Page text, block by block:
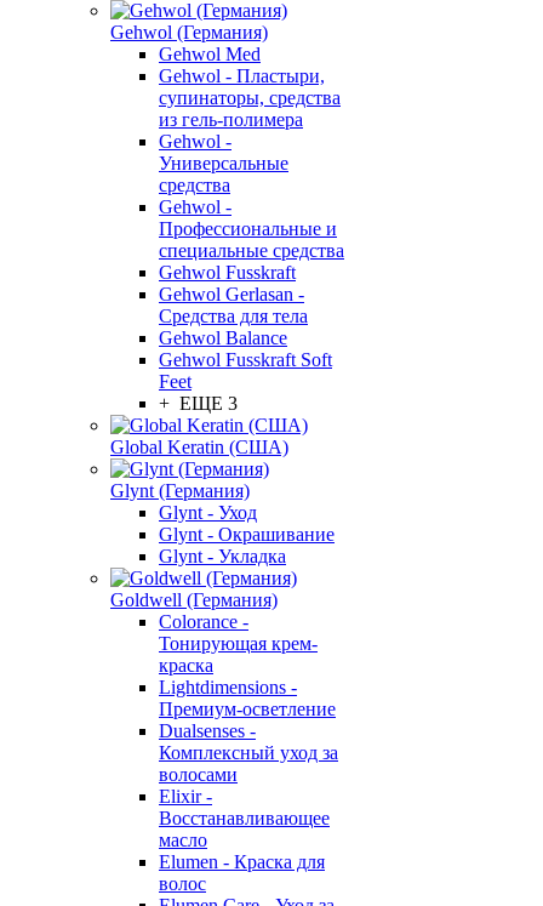
Gehwol (Германия)
Gehwol Med
Gehwol - Пластыри,
супинаторы, средства
из гель-полимера
Gehwol -
Универсальные
средства
Gehwol -
Профессиональные и
специальные средства
Gehwol Fusskraft
Gehwol Gerlasan -
Средства для тела
Gehwol Balance
Gehwol Fusskraft Soft
Feet
+ ЕЩЕ 3
Global Keratin (США)
Glynt (Германия)
Glynt - Уход
Glynt - Окрашивание
Glynt - Укладка
Goldwell (Германия)
Colorance -
Тонирующая крем-
краска
Lightdimensions -
Премиум-осветление
Dualsenses -
Комплексный уход за
волосами
Elixir -
Восстанавливающее
масло
Elumen - Краска для
волос